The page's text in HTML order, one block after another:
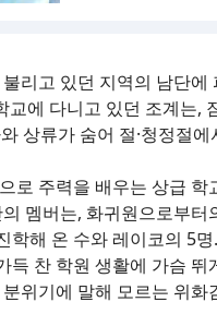
리고 있던 지역의 남단에
에 다니고 있던 조계는,
상류가 숨어 절·청정절
로 주력을 배우는 상급 학
멤버는, 화귀원으로부터
학해 온 수와 레이코의 5명.
득 찬 학원 생활에 가슴 뛰
위기에 말해 모르는 위화